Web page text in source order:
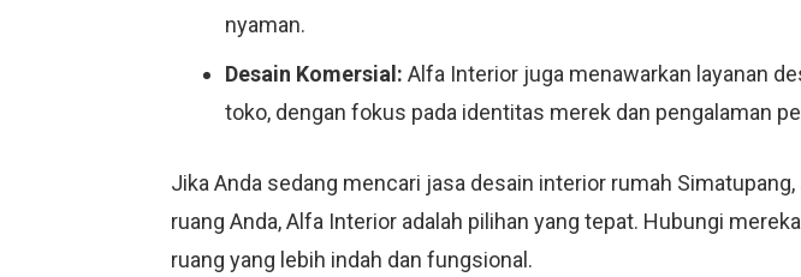
nyaman.
Desain Komersial: Alfa Interior juga menawarkan layanan
toko, dengan fokus pada identitas merek dan pengalaman
Jika Anda sedang mencari jasa desain interior rumah
ruang Anda, Alfa Interior adalah pilihan yang tepat. Hubungi
ruang yang lebih indah dan fungsional.